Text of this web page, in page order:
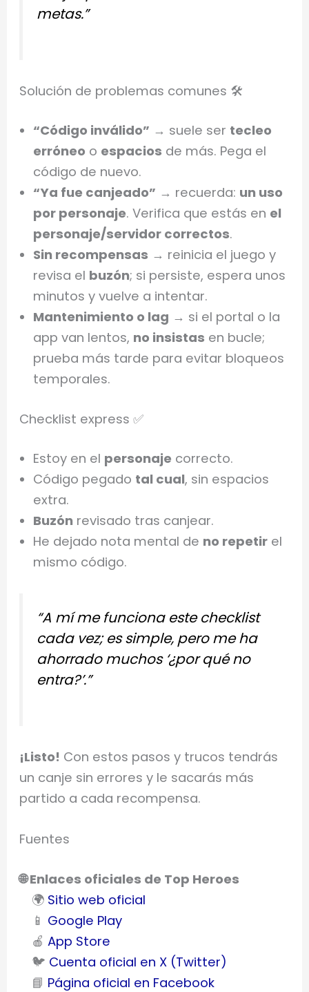
metas.”
Solución de problemas comunes 🛠️
“Código inválido” → suele ser tecleo
erróneo o espacios de más. Pega el
código de nuevo.
“Ya fue canjeado” → recuerda: un uso
por personaje. Verifica que estás en el
personaje/servidor correctos.
Sin recompensas → reinicia el juego y
revisa el buzón; si persiste, espera unos
minutos y vuelve a intentar.
Mantenimiento o lag → si el portal o la
app van lentos, no insistas en bucle;
prueba más tarde para evitar bloqueos
temporales.
Checklist express ✅
Estoy en el personaje correcto.
Código pegado tal cual, sin espacios
extra.
Buzón revisado tras canjear.
He dejado nota mental de no repetir el
mismo código.
“A mí me funciona este checklist
cada vez; es simple, pero me ha
ahorrado muchos ‘¿por qué no
entra?’.”
¡Listo! Con estos pasos y trucos tendrás
un canje sin errores y le sacarás más
partido a cada recompensa.
Fuentes
🌐 Enlaces oficiales de Top Heroes
🌍 Sitio web oficial
📱 Google Play
🍎App Store
🐦 Cuenta oficial en X (Twitter)
📘 Página oficial en Facebook